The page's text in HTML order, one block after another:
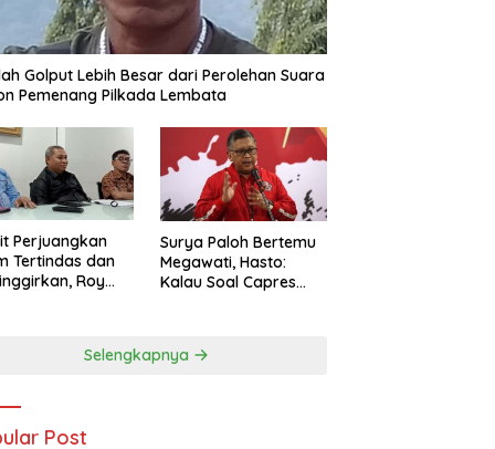
Golput Lebih Besar dari Perolehan Suara
Pemenang Pilkada Lembata
Perjuangkan
Tertindas dan
Roy
Surya Paloh Bertemu
Megawati, Hasto:
Kalau Soal Capres
Selengkapnya
Post